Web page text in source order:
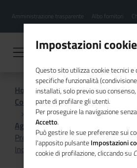
contenuto
Menu
hamburgher
Amministrazione trasparente Albo fornitori
Home
Comunicazione istituzionale per il
Agenda
Presentazione del Rapporto sulle
Industriali Italiane
Impostazioni cookie
Questo sito utilizza cookie tecnici
specifiche funzionalità
installati, solo previo suo
parte di profilare gli utenti.
Per proseguire la navigazione
Accetto.
Può gestire le sue preferenze sui
l'apposito pulsanteImpostazioni
cookie di profilazione, cliccando su